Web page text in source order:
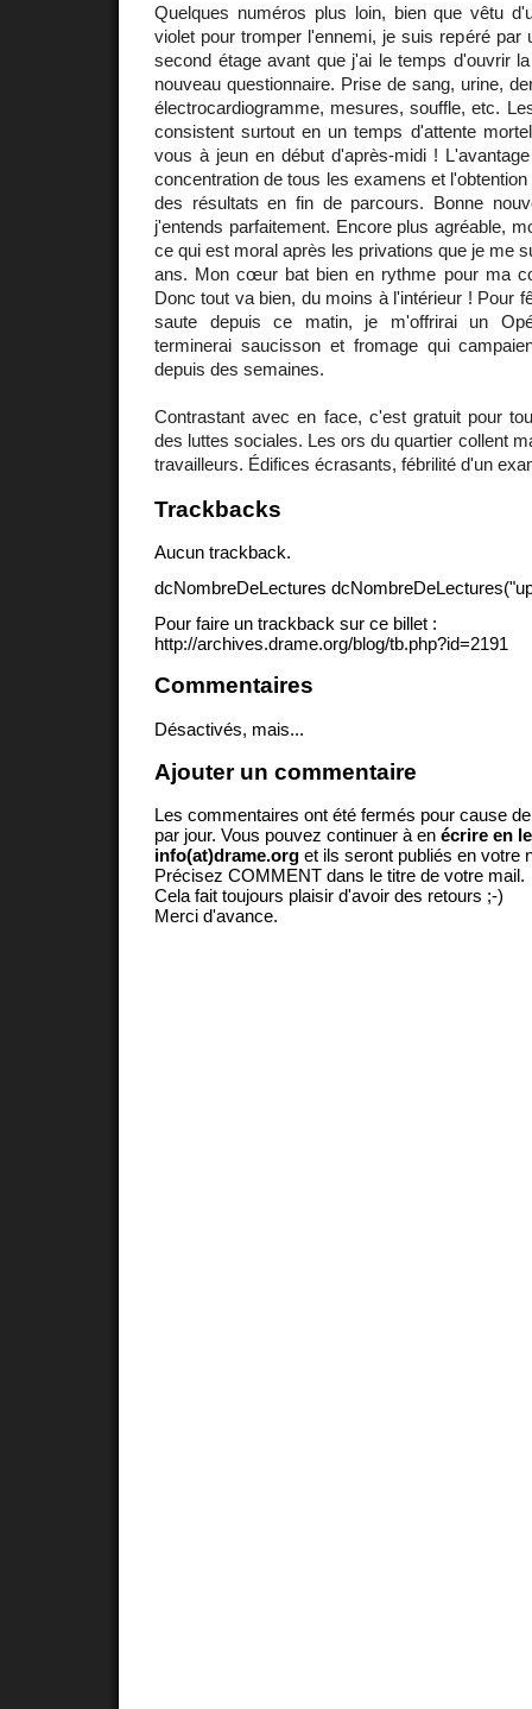
Quelques numéros plus loin, bien que vêtu
violet pour tromper l'ennemi, je suis repéré par
second étage avant que j'ai le temps d'ouvrir
nouveau questionnaire. Prise de sang, urine,
électrocardiogramme, mesures, souffle, etc.
consistent surtout en un temps d'attente
vous à jeun en début d'après-midi !
concentration de tous les examens et
des résultats en fin de parcours. Bonne
j'entends parfaitement. Encore plus agréable,
ce qui est moral après les privations que je me
ans. Mon cœur bat bien en rythme pour ma
Donc tout va bien, du moins à l'intérieur ! Pour
saute depuis ce matin, je m'offrirai un
terminerai saucisson et fromage qui
depuis des semaines.
Contrastant avec en face, c'est gratuit pour
des luttes sociales. Les ors du quartier collent
travailleurs. Édifices écrasants, fébrilité d'un
Trackbacks
Aucun trackback.
dcNombreDeLectures
Pour faire un trackback sur ce billet :
http://archives.drame.org/blog/tb.php?id=2191
Commentaires
Désactivés, mais...
Ajouter un commentaire
Les commentaires ont été fermés pour cause
par jour. Vous pouvez continuer à en écrire en
info(at)drame.org et ils seront publiés en votre
Précisez COMMENT dans le titre de votre mail.
Cela fait toujours plaisir d'avoir des retours ;-)
Merci d'avance.